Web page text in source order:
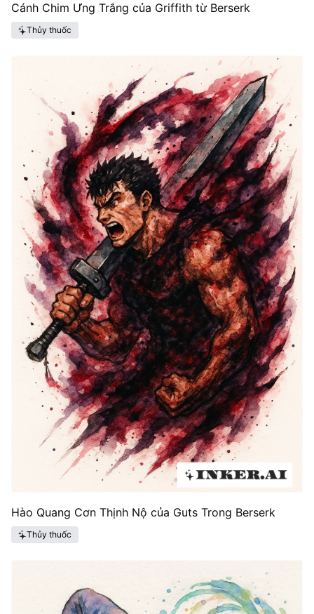
Cánh Chim Ưng Trắng của Griffith từ Berserk
Thủy thuốc
Hào Quang Cơn Thịnh Nộ của Guts Trong Berserk
Thủy thuốc